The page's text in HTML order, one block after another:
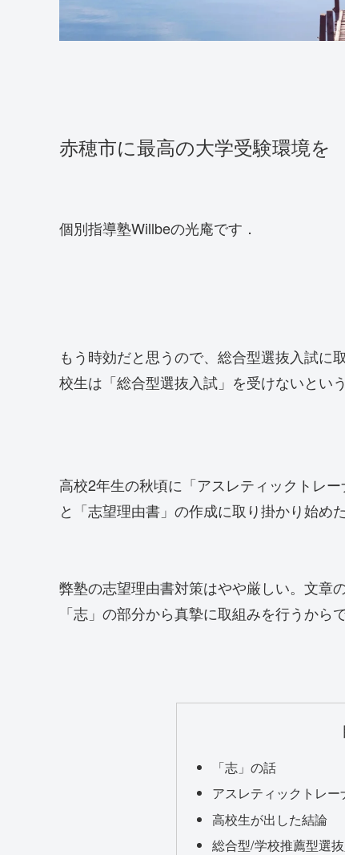
赤穂市に最高の大学受験環境を
個別指導塾Willbeの光庵です．
もう時効だと思うので、総合型選抜入試に
校生は「総合型選抜入試」を受けないという
高校2年生の秋頃に「アスレティックトレ
と「志望理由書」の作成に取り掛かり始めた
弊塾の志望理由書対策はやや厳しい。文章
「志」の部分から真摯に取組みを行うからで
「志」の話
アスレティックトレ
高校生が出した結論
総合型/学校推薦型選